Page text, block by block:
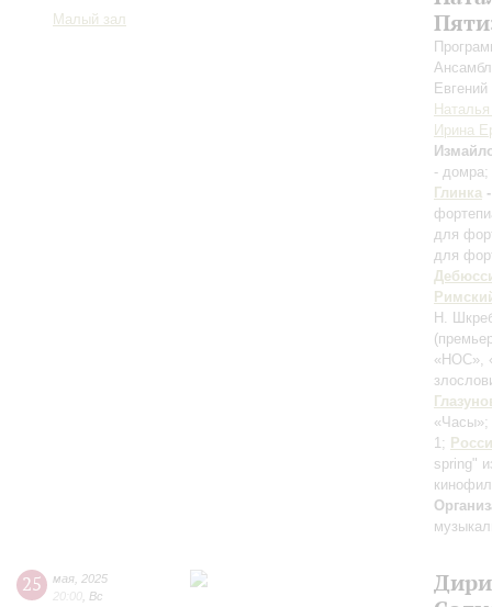
Малый зал
Ирина
- домра;
Глинка
для
для
Н.
«НОС»,
«Часы»;
1;
spring"
25 мая 2025
20:00 Вс